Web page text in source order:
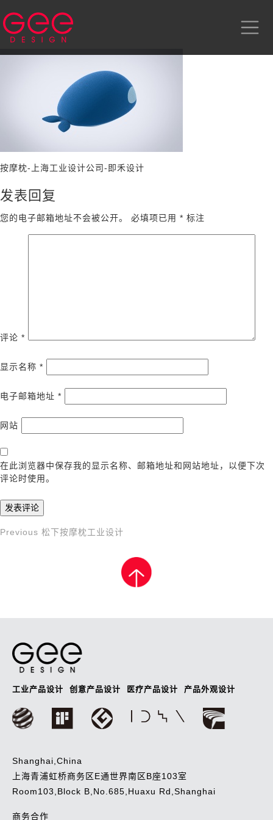
按摩枕-上海工业设计公司-即禾设计
发表回复
您的电子邮箱地址不会被公开。 必填项已用 * 标注
评论 *
显示名称 *
电子邮箱地址 *
网站
在此浏览器中保存我的显示名称、邮箱地址和网站地址，以便下次
评论时使用。
文
Previous
Previous 松下按摩枕工业设计
工业产品设计 创意产品设计 医疗产品设计 产品外观设计
Shanghai,China
上海青浦虹桥商务区E通世界南区B座103室
Room103,Block B,No.685,Huaxu Rd,Shanghai
商务合作